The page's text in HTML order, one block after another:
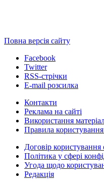
Повна версія сайту
Facebook
Twitter
RSS-стрічки
E-mail розсилка
Контакти
Реклама на сайті
Використання
Правила
Договір користування
Політика у сфері
Угода щодо
Редакція